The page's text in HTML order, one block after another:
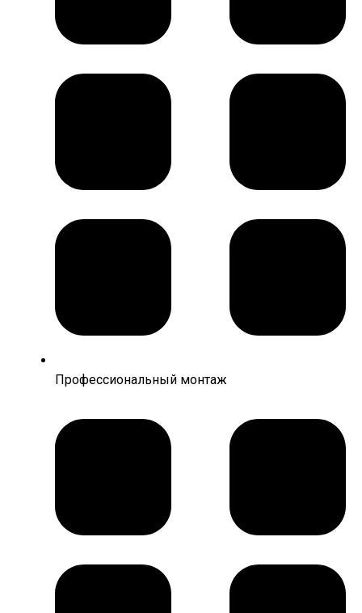
Профессиональный монтаж